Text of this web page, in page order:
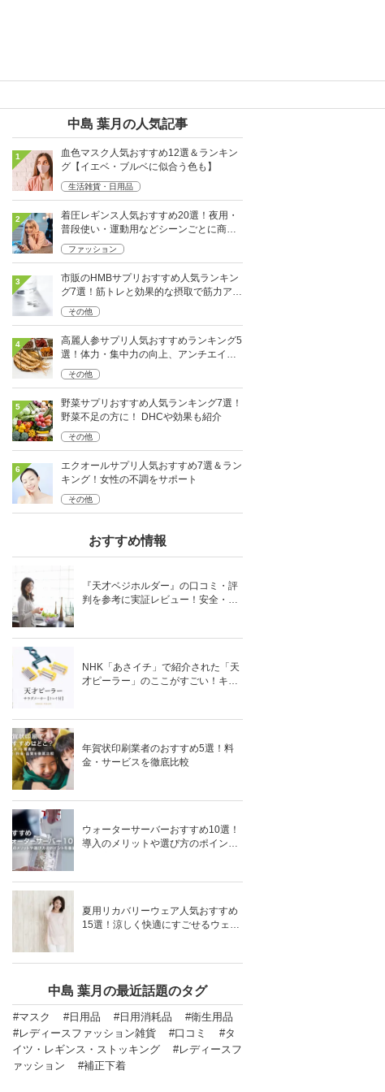
中島 葉月の人気記事
1
血色マスク人気おすすめ12選＆ランキン
グ【イエベ・ブルベに似合う色も】
生活雑貨・日用品
2
着圧レギンス人気おすすめ20選！夜用・
普段使い・運動用などシーンごとに商品
をご紹介
ファッション
3
市販のHMBサプリおすすめ人気ランキン
グ7選！筋トレと効果的な摂取で筋力アッ
プをサポート
その他
4
高麗人参サプリ人気おすすめランキング5
選！体力・集中力の向上、アンチエイジ
ングに
その他
5
野菜サプリおすすめ人気ランキング7選！
野菜不足の方に！ DHCや効果も紹介
その他
6
エクオールサプリ人気おすすめ7選＆ラン
キング！女性の不調をサポート
その他
おすすめ情報
『天才ベジホルダー』の口コミ・評
判を参考に実証レビュー！安全・時
NHK「あさイチ」で紹介された「天
才ピーラー」のここがすごい！キャ
年賀状印刷業者のおすすめ5選！料
金・サービスを徹底比較
ウォーターサーバーおすすめ10選！
導入のメリットや選び方のポイント
夏用リカバリーウェア人気おすすめ
15選！涼しく快適にすごせるウェア
中島 葉月の最近話題のタグ
#マスク #日用品 #日用消耗品
#衛生用品
#レディースファッション雑貨
#口コミ
#タ
イツ・レギンス・ストッキング
#レディースフ
ァッション
#補正下着